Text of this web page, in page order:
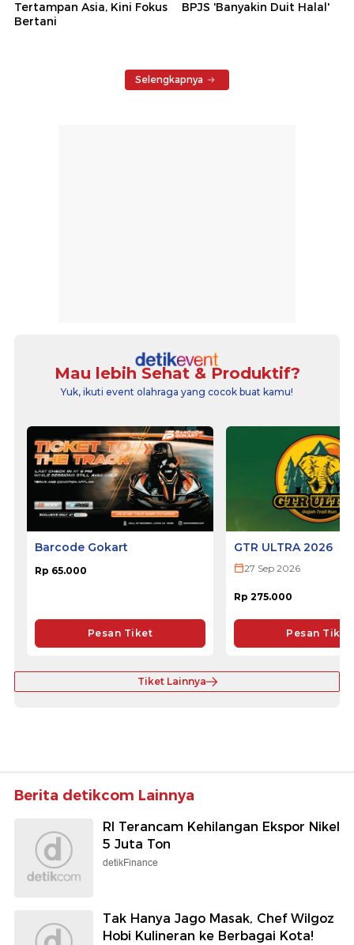
Tertampan Asia, Kini Fokus
Bertani
BPJS 'Banyakin Duit Halal'
Selengkapnya
Mau lebih Sehat & Produktif?
Yuk, ikuti event olahraga yang cocok buat kamu!
Barcode Gokart
Rp 65.000
Pesan Tiket
GTR ULTRA 2026
27 Sep 2026
Rp 275.000
Pesan Tiket
Tiket Lainnya
Berita detikcom Lainnya
RI Terancam Kehilangan Ekspor Nikel
5 Juta Ton
detikFinance
Tak Hanya Jago Masak, Chef Wilgoz
Hobi Kulineran ke Berbagai Kota!